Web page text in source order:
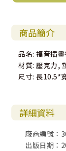
商品簡介
品名: 福音插
材質: 壓克力,
尺寸: 長10.5*
詳細資料
廠商編號：
出版日期：